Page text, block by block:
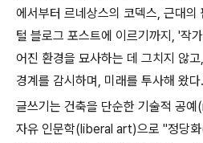
에서부터 르네상스의 코덱스, 근대의
털 블로그 포스트에 이르기까지, '작
어진 환경을 묘사하는 데 그치지 않
경계를 감시하며, 미래를 투사해 왔다.
글쓰기는 건축을 단순한 기술적 공
자유 인문학(liberal art)으로 "정당